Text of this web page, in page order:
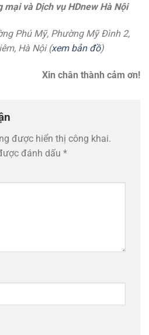
mại và Dịch vụ HDnew Hà Nội
Phú Mỹ, Phường Mỹ Đình 2,
Hà Nội (xem bản đồ)
Xin chân thành cảm ơn!
được hiển thị công khai.
đánh dấu *